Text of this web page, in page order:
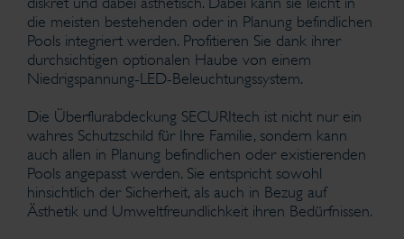
die meisten bestehenden oder in Planung befindlichen
Pools integriert werden. Profitieren Sie dank ihrer
durchsichtigen optionalen Haube von einem
Niedrigspannung-LED-Beleuchtungssystem.
Die Überflurabdeckung SECURItech ist nicht nur ein
wahres Schutzschild für Ihre Familie, sondern kann
auch allen in Planung befindlichen oder existierenden
Pools angepasst werden. Sie entspricht sowohl
hinsichtlich der Sicherheit, als auch in Bezug auf
Ästhetik und Umweltfreundlichkeit ihren Bedürfnissen.